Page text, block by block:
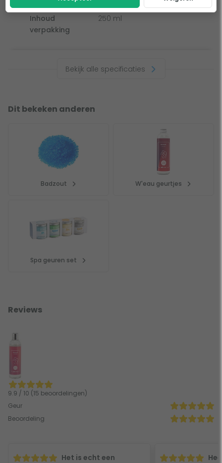
Inhoud
verpakking
250 ml
Bekijk alle specificaties
Dit bekeken anderen
Badzout W'eau geurtjes
Spa geuren set
Reviews
9.9 / 10 (15 beoordelingen)
Geur
Beoordeling
Het is echt een